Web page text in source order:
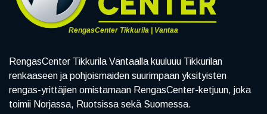
RengasCenter Tikkurila | Vantaa
RengasCenter Tikkurila Vantaalla kuuluuu Tikkurilan
renkaaseen ja pohjoismaiden suurimpaan yksityisten
rengas-yrittäjien omistamaan RengasCenter-ketjuun, joka
toimii Norjassa, Ruotsissa sekä Suomessa.